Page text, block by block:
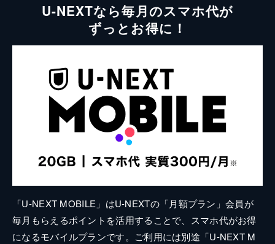
U-NEXTなら毎月のスマホ代が
ずっとお得に！
「U-NEXT MOBILE」はU-NEXTの「月額プラン」会員が
毎月もらえるポイントを活用することで、スマホ代がお得
になるモバイルプランです。ご利用には別途「U-NEXT M